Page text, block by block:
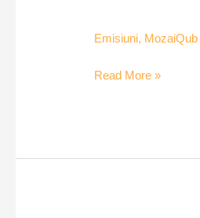
Emisiuni, MozaiQub
Read More »